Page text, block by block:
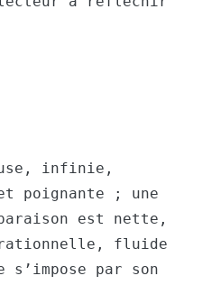
infinie,
poignante ; une
est nette,
fluide
s’impose par son